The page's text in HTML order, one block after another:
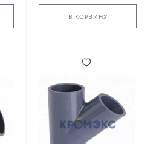
В КОРЗИНУ